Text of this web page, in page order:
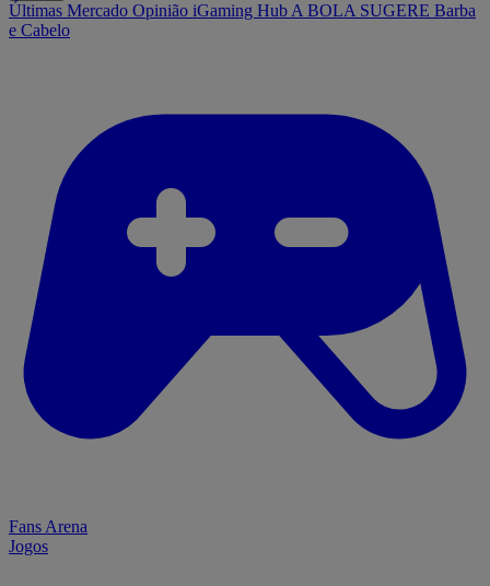
Últimas Mercado Opinião iGaming Hub A BOLA SUGERE Barba
e Cabelo
Fans Arena
Jogos